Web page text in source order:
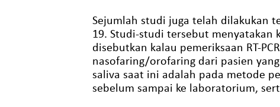
Sejumlah studi juga telah dilakukan
19. Studi-studi tersebut menyatakan
disebutkan kalau pemeriksaan RT-
nasofaring/orofaring dari pasien
saliva saat ini adalah pada metode
sebelum sampai ke laboratorium,